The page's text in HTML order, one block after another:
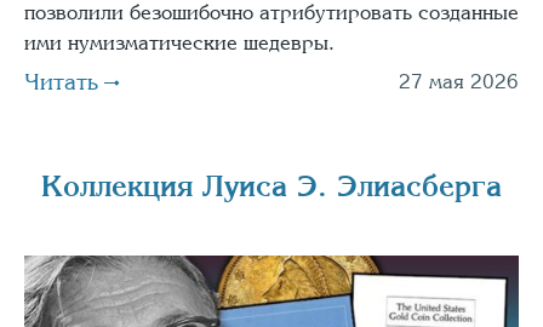
позволили безошибочно атрибутировать созданные
ими нумизмати­ческие шедевры.
Читать 27 мая 2026
Коллекция Луиса Э. Элиасберга